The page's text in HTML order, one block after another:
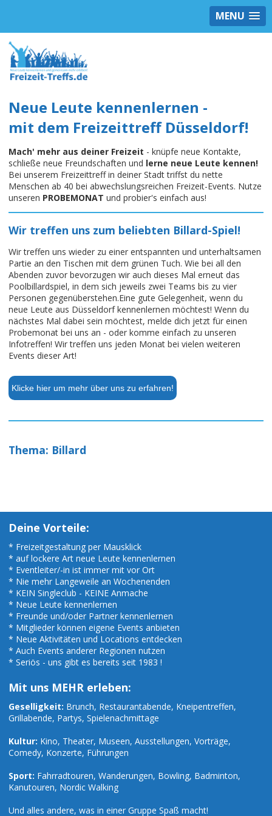
MENU
Neue Leute kennenlernen -
mit dem Freizeittreff Düsseldorf!
Mach' mehr aus deiner Freizeit - knüpfe neue Kontakte,
schließe neue Freundschaften und lerne neue Leute kennen!
Bei unserem Freizeittreff in deiner Stadt triffst du nette
Menschen ab 40 bei abwechslungsreichen Freizeit-Events. Nutze
unseren PROBEMONAT und probier's einfach aus!
Wir treffen uns zum beliebten Billard-Spiel!
Wir treffen uns wieder zu einer entspannten und unterhaltsamen
Partie an den Tischen mit dem grünen Tuch. Wie bei all den
Abenden zuvor bevorzugen wir auch dieses Mal erneut das
Poolbillardspiel, in dem sich jeweils zwei Teams bis zu vier
Personen gegenüberstehen.Eine gute Gelegenheit, wenn du
neue Leute aus Düsseldorf kennenlernen möchtest! Wenn du
nächstes Mal dabei sein möchtest, melde dich jetzt für einen
Probemonat bei uns an - oder komme einfach zu unseren
Infotreffen! Wir treffen uns jeden Monat bei vielen weiteren
Events dieser Art!
Klicke hier um mehr über uns zu erfahren!
Thema: Billard
Deine Vorteile:
* Freizeitgestaltung per Mausklick
* auf lockere Art neue Leute kennenlernen
* Eventleiter/-in ist immer mit vor Ort
* Nie mehr Langeweile an Wochenenden
* KEIN Singleclub - KEINE Anmache
* Neue Leute kennenlernen
* Freunde und/oder Partner kennenlernen
* Mitglieder können eigene Events anbieten
* Neue Aktivitäten und Locations entdecken
* Auch Events anderer Regionen nutzen
* Seriös - uns gibt es bereits seit 1983 !
Mit uns MEHR erleben:
Geselligkeit: Brunch, Restaurantabende, Kneipentreffen,
Grillabende, Partys, Spielenachmittage
Kultur: Kino, Theater, Museen, Ausstellungen, Vorträge,
Comedy, Konzerte, Führungen
Sport: Fahrradtouren, Wanderungen, Bowling, Badminton,
Kanutouren, Nordic Walking
Und alles andere, was in einer Gruppe Spaß macht!